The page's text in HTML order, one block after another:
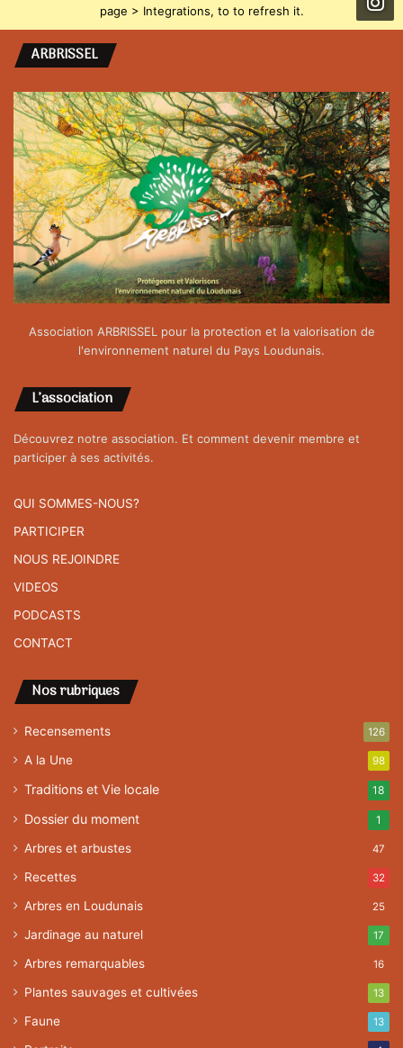
page > Integrations, to to refresh it.
ARBRISSEL
Association ARBRISSEL pour la protection et la valorisation de
l'environnement naturel du Pays Loudunais.
L’association
Découvrez notre association. Et comment devenir membre et
participer à ses activités.
QUI SOMMES-NOUS?
PARTICIPER
NOUS REJOINDRE
VIDEOS
PODCASTS
CONTACT
Nos rubriques
Recensements 126
A la Une 98
Traditions et Vie locale 18
Dossier du moment 1
Arbres et arbustes 47
Recettes 32
Arbres en Loudunais 25
Jardinage au naturel 17
Arbres remarquables 16
Plantes sauvages et cultivées 13
Faune 13